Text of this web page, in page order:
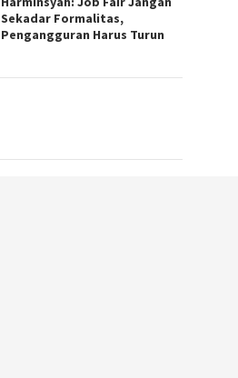
Sekadar Formalitas,
Pengangguran Harus Turun